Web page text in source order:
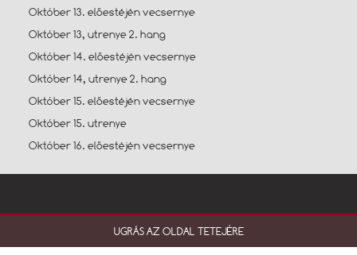
Október 13. előestéjén vecsernye
Október 13, utrenye 2. hang
Október 14. előestéjén vecsernye
Október 14, utrenye 2. hang
Október 15. előestéjén vecsernye
Október 15. utrenye
Október 16. előestéjén vecsernye
UGRÁS AZ OLDAL TETEJÉRE